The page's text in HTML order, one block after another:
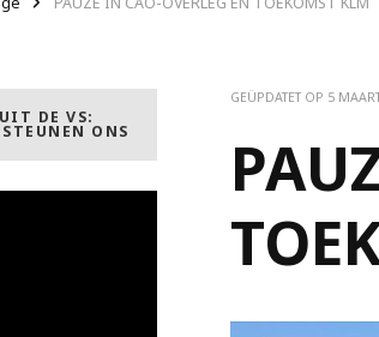
GEÜPDATET OP 5
DE VS:
ONS